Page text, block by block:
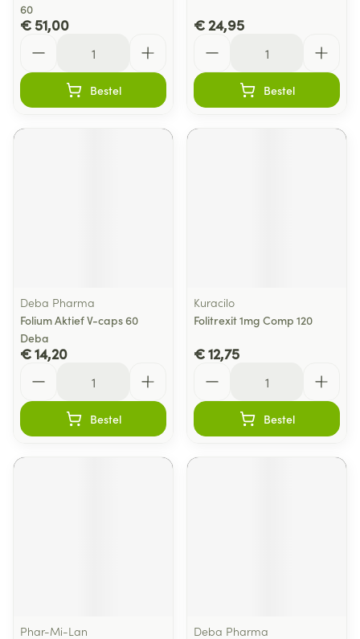
60
€ 51,00
Bestel
€ 24,95
Bestel
Deba Pharma
Folium Aktief V-caps 60
Deba
€ 14,20
Bestel
Kuracilo
Folitrexit 1mg Comp 120
€ 12,75
Bestel
Phar-Mi-Lan Deba Pharma